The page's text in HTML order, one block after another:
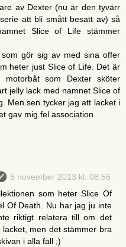
av Dexter (nu är den tyvärr
att bli smått besatt av) så
Slice of Life stämmer
gör sig av med sina offer
heter just Slice of Life. Det är
som Dexter sköter
jelly lack med namnet Slice of
Men sen tycker jag att lacket i
gav mig fel association.
8 november 2013 kl. 08:56
som heter Slice Of
Of Death. Nu har jag ju inte
riktigt relatera till om det
men det stämmer bra
i alla fall ;)